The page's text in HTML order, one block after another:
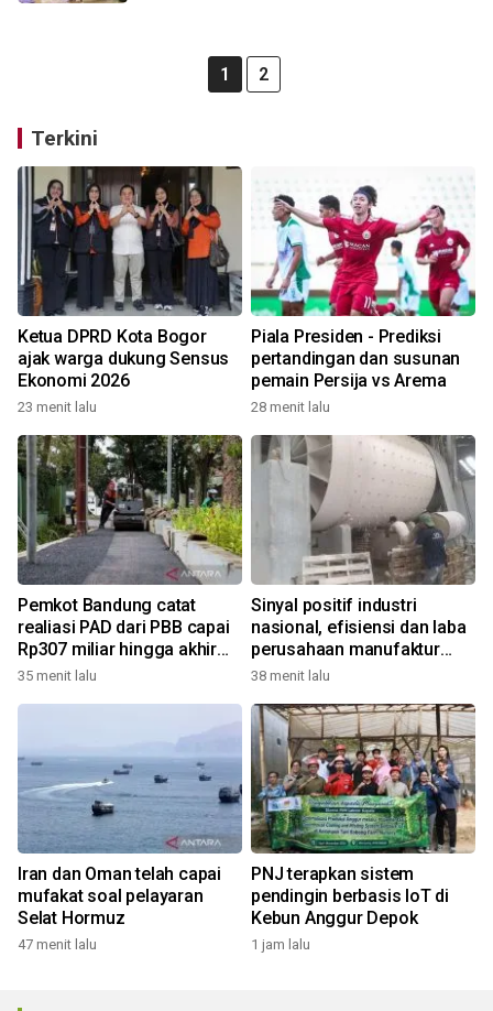
1 2
Terkini
Ketua DPRD Kota Bogor
ajak warga dukung Sensus
Ekonomi 2026
23 menit lalu
Piala Presiden - Prediksi
pertandingan dan susunan
pemain Persija vs Arema
28 menit lalu
Pemkot Bandung catat
realiasi PAD dari PBB capai
Rp307 miliar hingga akhir
Juli 2026
35 menit lalu
Sinyal positif industri
nasional, efisiensi dan laba
perusahaan manufaktur
kian menguat
38 menit lalu
Iran dan Oman telah capai
mufakat soal pelayaran
Selat Hormuz
47 menit lalu
PNJ terapkan sistem
pendingin berbasis IoT di
Kebun Anggur Depok
1 jam lalu